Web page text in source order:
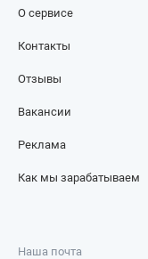
О сервисе
Контакты
Отзывы
Вакансии
Реклама
Как мы зарабатываем
Наша почта